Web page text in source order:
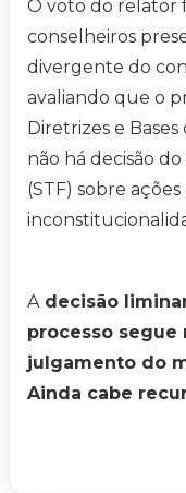
O voto do relator
conselheiros
divergente do
avaliando que o
Diretrizes e
não há decisão
(STF) sobre
Adecisão
processo segue
julgamento do
Ainda cabe